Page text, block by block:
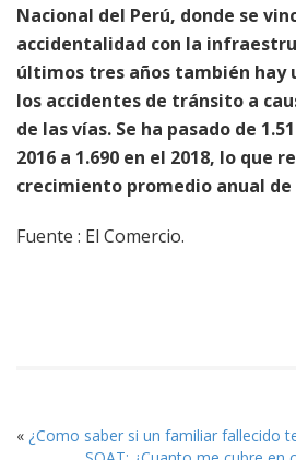
Nacional del Perú, donde se
accidentalidad con la
últimos tres años también hay
los accidentes de tránsito a
de las vías. Se ha pasado de
2016 a 1.690 en el 2018, lo que
crecimiento promedio anual de
Fuente : El Comercio.
« ¿Como saber si un familiar fallecido